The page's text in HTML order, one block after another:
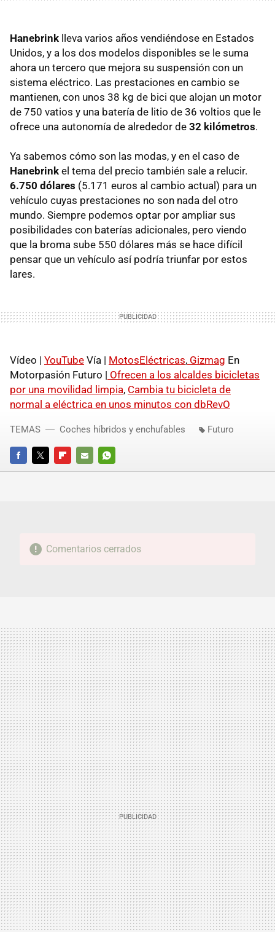
Hanebrink lleva varios años vendiéndose en Estados
Unidos, y a los dos modelos disponibles se le suma
ahora un tercero que mejora su suspensión con un
sistema eléctrico. Las prestaciones en cambio se
mantienen, con unos 38 kg de bici que alojan un motor
de 750 vatios y una batería de litio de 36 voltios que le
ofrece una autonomía de alrededor de 32 kilómetros.
Ya sabemos cómo son las modas, y en el caso de
Hanebrink el tema del precio también sale a relucir.
6.750 dólares (5.171 euros al cambio actual) para un
vehículo cuyas prestaciones no son nada del otro
mundo. Siempre podemos optar por ampliar sus
posibilidades con baterías adicionales, pero viendo
que la broma sube 550 dólares más se hace difícil
pensar que un vehículo así podría triunfar por estos
lares.
Vídeo | YouTube Vía | MotosEléctricas, Gizmag En
Motorpasión Futuro | Ofrecen a los alcaldes bicicletas
por una movilidad limpia, Cambia tu bicicleta de
normal a eléctrica en unos minutos con dbRevO
FACEBOOKTWITTERFLIPBOARD
E-
WHATSAPP
TEMAS Coches híbridos y enchufables Futuro
Comentarios cerrados